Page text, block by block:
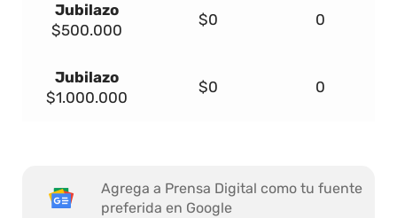
Jubilazo
$500.000
$0 0
Jubilazo
$1.000.000
$0 0
Agrega a Prensa Digital como tu fuente
preferida en Google